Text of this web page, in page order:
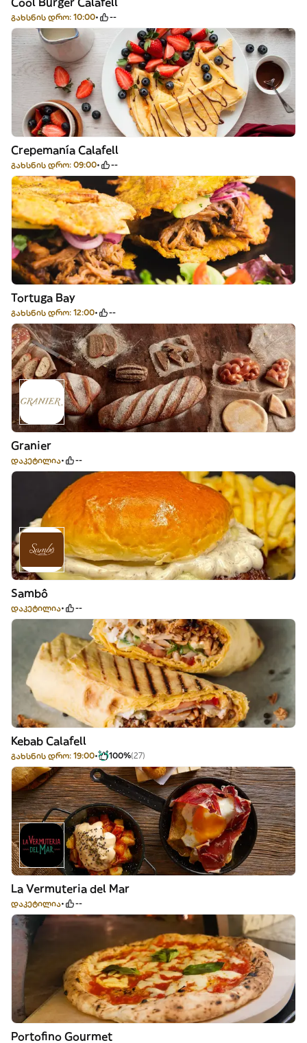
გახსნის დრო: 10:00 --
Crepemanía Calafell
გახსნის დრო: 09:00 --
Tortuga Bay
გახსნის დრო: 12:00 --
Granier
დაკეტილია --
Sambô
დაკეტილია --
Kebab Calafell
გახსნის დრო: 19:00 100%(27)
La Vermuteria del Mar
დაკეტილია --
Portofino Gourmet